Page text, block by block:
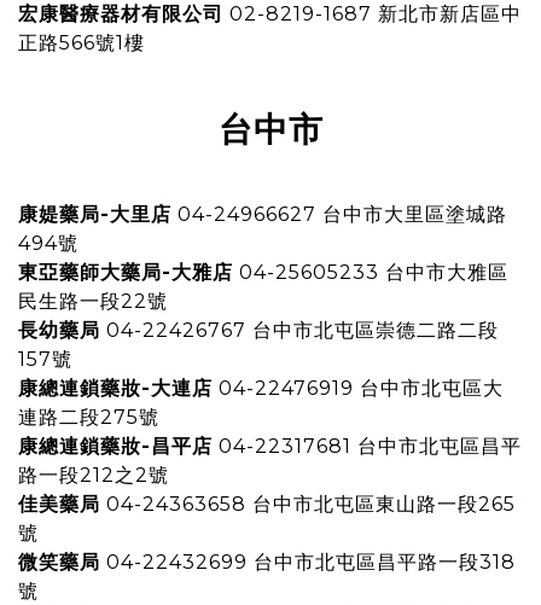
宏康醫療器材有限公司 02-8219-1687 新北市新店區中
正路566號1樓
台中市
康媞藥局-大里店 04-24966627 台中市大里區塗城路
494號
東亞藥師大藥局-大雅店 04-25605233 台中市大雅區
民生路一段22號
長幼藥局 04-22426767 台中市北屯區崇德二路二段
157號
康總連鎖藥妝-大連店 04-22476919 台中市北屯區大
連路二段275號
康總連鎖藥妝-昌平店 04-22317681 台中市北屯區昌平
路一段212之2號
佳美藥局 04-24363658 台中市北屯區東山路一段265
號
微笑藥局 04-22432699 台中市北屯區昌平路一段318
號